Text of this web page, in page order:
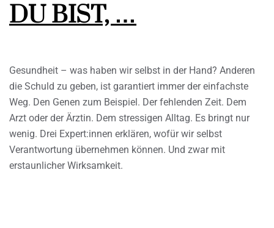
DU BIST, …
Gesundheit – was haben wir selbst in der Hand? Anderen
die Schuld zu geben, ist garantiert immer der einfachste
Weg. Den Genen zum Beispiel. Der fehlenden Zeit. Dem
Arzt oder der Ärztin. Dem stressigen Alltag. Es bringt nur
wenig. Drei Expert:innen erklären, wofür wir selbst
Verantwortung übernehmen können. Und zwar mit
erstaunlicher Wirksamkeit.